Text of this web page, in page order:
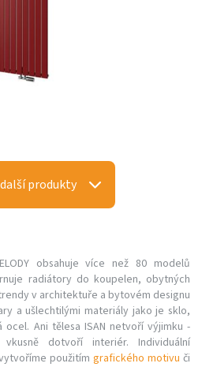
produkty
obsahuje více než 80 modelů
radiátory do koupelen, obytných
v architektuře a bytovém designu
a ušlechtilými materiály jako je sklo,
ocel. Ani tělesa ISAN netvoří výjimku -
dotvoří interiér. Individuální
použitím grafického motivu či